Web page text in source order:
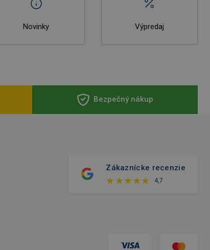
Novinky Výpredaj
Bezpečný nákup
Zákaznícke recenzie
4,7